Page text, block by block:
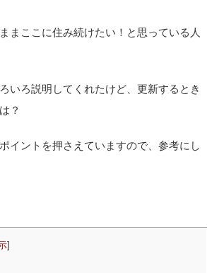
まここに住み続けたい！と思っている人
いろ説明してくれたけど、更新するとき
？
イントを押さえていますので、参考にし
]